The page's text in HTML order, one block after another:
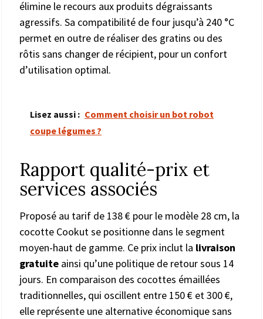
élimine le recours aux produits dégraissants
agressifs. Sa compatibilité de four jusqu’à 240 °C
permet en outre de réaliser des gratins ou des
rôtis sans changer de récipient, pour un confort
d’utilisation optimal.
Lisez aussi : Comment choisir un bot robot
coupe légumes ?
Rapport qualité-prix et
services associés
Proposé au tarif de 138 € pour le modèle 28 cm, la
cocotte Cookut se positionne dans le segment
moyen-haut de gamme. Ce prix inclut la livraison
gratuite ainsi qu’une politique de retour sous 14
jours. En comparaison des cocottes émaillées
traditionnelles, qui oscillent entre 150 € et 300 €,
elle représente une alternative économique sans